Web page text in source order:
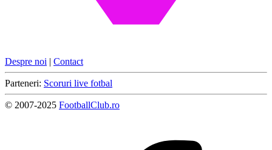
Despre noi | Contact
Parteneri: Scoruri live fotbal
© 2007-2025 FootballClub.ro